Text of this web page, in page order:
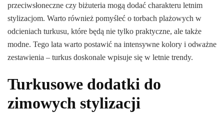
przeciwsłoneczne czy biżuteria mogą dodać charakteru letnim
stylizacjom. Warto również pomyśleć o torbach plażowych w
odcieniach turkusu, które będą nie tylko praktyczne, ale także
modne. Tego lata warto postawić na intensywne kolory i odważne
zestawienia – turkus doskonale wpisuje się w letnie trendy.
Turkusowe dodatki do
zimowych stylizacji